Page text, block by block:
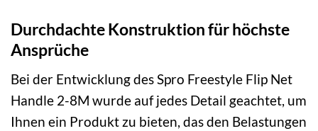
Durchdachte Konstruktion für höchste
Ansprüche
Bei der Entwicklung des Spro Freestyle Flip Net
Handle 2-8M wurde auf jedes Detail geachtet, um
Ihnen ein Produkt zu bieten, das den Belastungen